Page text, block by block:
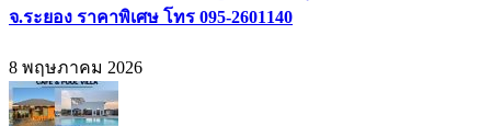
จ.ระยอง ราคาพิเศษ โทร 095-2601140
8 พฤษภาคม 2026